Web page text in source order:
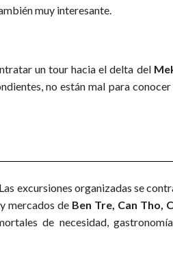
muy interesante.
un tour hacia el delta del
no están mal para
excursiones organizadas se
mercados de Ben Tre, Can Tho,
de necesidad,